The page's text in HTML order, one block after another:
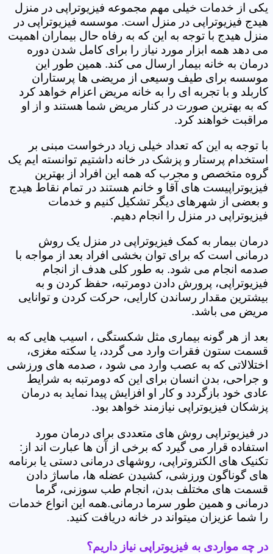
یکی از خدمات خیلی مهم مجموعه فیزیوتراپی در منزل
هیدج فیزیوتراپی در منزل است. موسسه فیزیوتراپی در
منزل هیدج با توجه به این که به رفاه حال بیماران اهمیت
می دهد همه ابزار مورد نیاز را برای کامل شدن دوره
درمان به خانه بیمار ارسال می کند. همین طور این
موسسه برای طیف وسیعی از مریضی ها پرستاران
کاربلد و با تجربه ای را به خانه مریض اعزام خواهد کرد
که به بهترین صورت در کنار مریض شما هستند و از او
مراقبت خواهند کرد.
با توجه به این که تعداد خیلی زیاد درخواست مبنی بر
استخدام پرستار و پزشک در خانه داشتیم توانسته ایم یک
گروه متخصص و مجرب که همه این افراد از بهترین
فیزیوتراپیست های آقا و خانم هستند در تمام نقاط هیدج
و بعضی از شهرهای دیگر تشکیل کنیم و خدمات
فیزیوتراپی در منزل را انجام دهیم.
درمان بیمار به کمک فیزیوتراپی در منزل یک روش
درمانی است که برای توان بخشی افراد بعد از مواجه با
صدمه انجام می شود. به طور کلی هدف از انجام
فیزیوتراپی، پرورش دادن دومرتبه، حفظ کردن و به
بیشترین مقدار رساندن کارایی، حرکت کردن و توانایی
مریض می باشد.
بعد از هر گونه بیماری مثل شکستگی ، اسیب هایی که به
قسمت ستون فقرات وارد می گردد، یا سکته مغزی،
اختلالاتی که به عصب وارد می شود ، صدمه های ورزشی
و جراحی، بدن انسان برای این که دومرتبه به شرایط
عادی خود بازگردد و کار او افزایش پیدا نماید به درمان
پزشکان فیزیوتراپی نیازمند خواهد بود.
در فیزیوتراپی روش های متعددی برای درمان مورد
استفاده قرار می گیرد که برخی از آن ها عبارت اند از:
تکنیک های الکتروتراپی، روشهای درمانی دستی یا برنامه
های گوناگون ورزشی، کشیدن عضله ها، ماساژ دادن
قسمت های مختلف بدن، انجام طب سوزنی، گرما
درمانی و همین طور سرما درمانی.همه این انواع خدمات
را شما عزیزان میتواند در خانه دریافت کنید.
در چه مواردی به فیزیوتراپی نیاز داریم؟